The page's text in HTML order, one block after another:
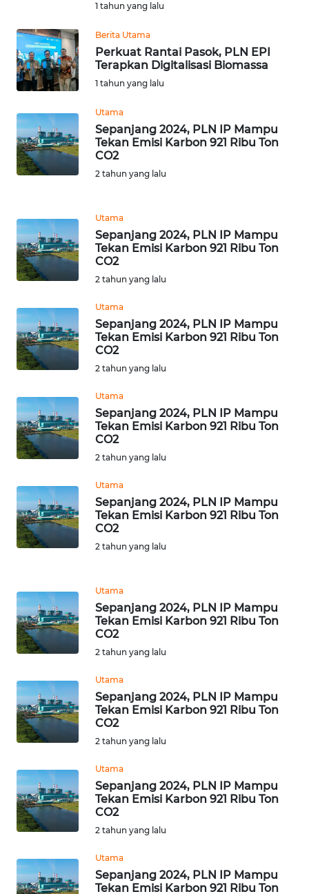
1 tahun yang lalu
Berita Utama
Perkuat Rantai Pasok, PLN EPI
Terapkan Digitalisasi Biomassa
1 tahun yang lalu
Utama
Sepanjang 2024, PLN IP Mampu
Tekan Emisi Karbon 921 Ribu Ton
CO2
2 tahun yang lalu
Utama
Sepanjang 2024, PLN IP Mampu
Tekan Emisi Karbon 921 Ribu Ton
CO2
2 tahun yang lalu
Utama
Sepanjang 2024, PLN IP Mampu
Tekan Emisi Karbon 921 Ribu Ton
CO2
2 tahun yang lalu
Utama
Sepanjang 2024, PLN IP Mampu
Tekan Emisi Karbon 921 Ribu Ton
CO2
2 tahun yang lalu
Utama
Sepanjang 2024, PLN IP Mampu
Tekan Emisi Karbon 921 Ribu Ton
CO2
2 tahun yang lalu
Utama
Sepanjang 2024, PLN IP Mampu
Tekan Emisi Karbon 921 Ribu Ton
CO2
2 tahun yang lalu
Utama
Sepanjang 2024, PLN IP Mampu
Tekan Emisi Karbon 921 Ribu Ton
CO2
2 tahun yang lalu
Utama
Sepanjang 2024, PLN IP Mampu
Tekan Emisi Karbon 921 Ribu Ton
CO2
2 tahun yang lalu
Utama
Sepanjang 2024, PLN IP Mampu
Tekan Emisi Karbon 921 Ribu Ton
WN
JAMBI
SULTRA
WN
NTB
SULTENG
WN
SULBAR
WN
BABEL
WN
WN
SUMSEL
WN
LAMPUNG
WN
NUSANTARA
JOGJA
WN
JATIM
WN
BALI
WN
WN
KALTENG